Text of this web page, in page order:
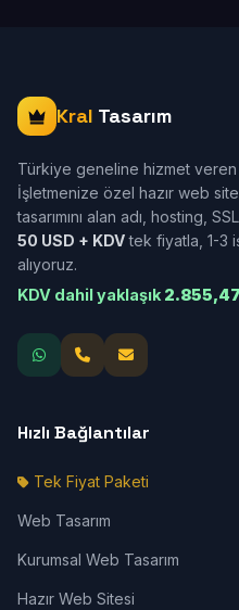
Kral Tasarım
Türkiye geneline hizmet veren
İşletmenize özel hazır web
tasarımını alan adı, hosting,
50 USD + KDVtek fiyatla, 1-3
alıyoruz.
KDV dahil yaklaşık
Hızlı Bağlantılar
Tek Fiyat Paketi
Web Tasarım
Kurumsal Web Tasarım
Hazır Web Sitesi